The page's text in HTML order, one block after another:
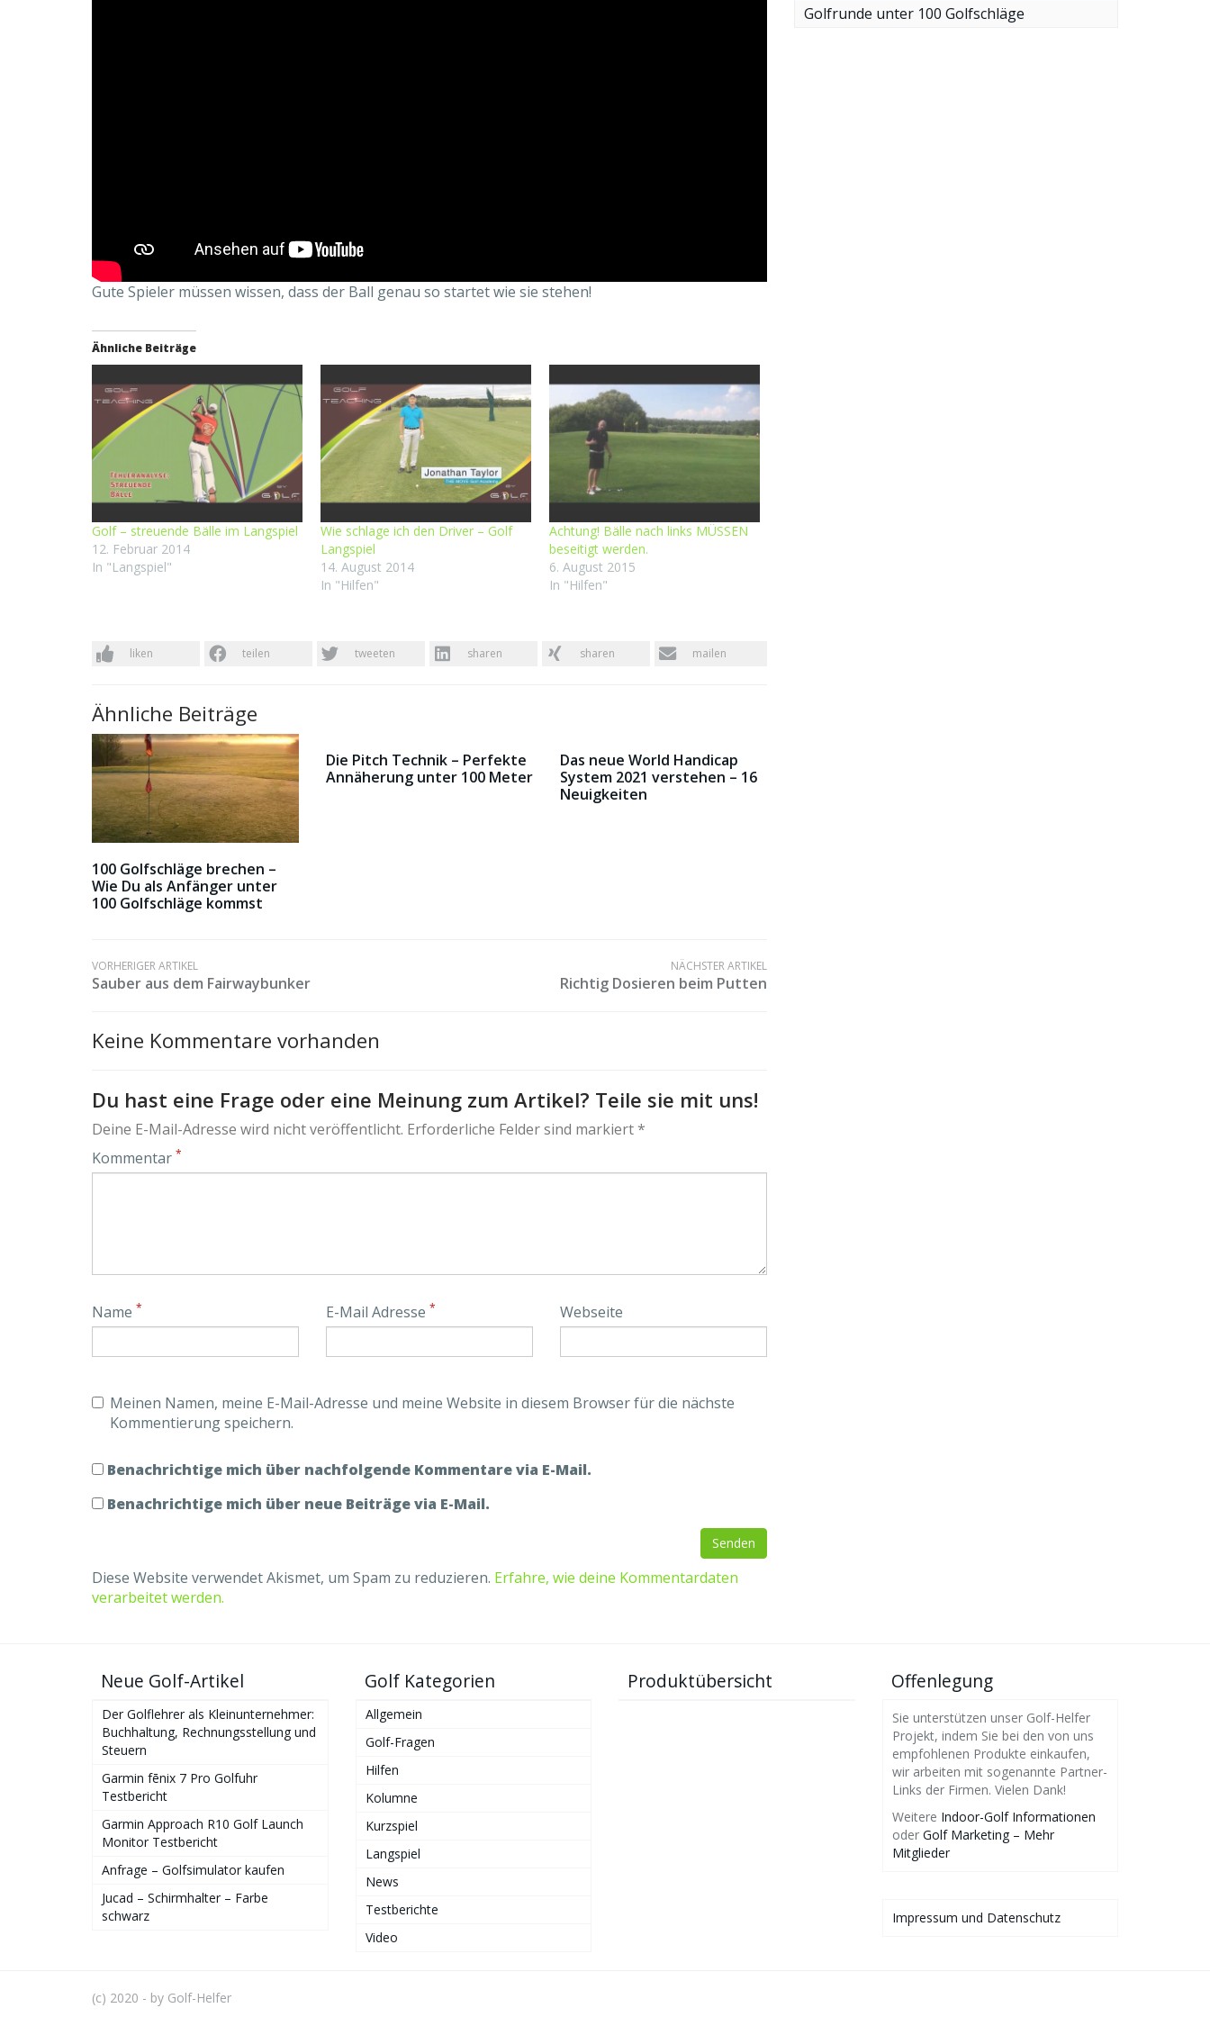
Gute Spieler müssen wissen, dass der Ball genau so startet wie sie stehen!
Ähnliche Beiträge
Golf – streuende Bälle im Langspiel
12. Februar 2014
In "Langspiel"
Wie schlage ich den Driver – Golf
Langspiel
14. August 2014
In "Hilfen"
Achtung! Bälle nach links MÜSSEN
beseitigt werden.
6. August 2015
In "Hilfen"
liken teilen tweeten sharen sharen mailen
Ähnliche Beiträge
100 Golfschläge brechen –
Wie Du als Anfänger unter
100 Golfschläge kommst
Die Pitch Technik – Perfekte
Annäherung unter 100 Meter
Das neue World Handicap
System 2021 verstehen – 16
Neuigkeiten
VORHERIGER ARTIKEL
Sauber aus dem Fairwaybunker
NÄCHSTER ARTIKEL
Richtig Dosieren beim Putten
Keine Kommentare vorhanden
Du hast eine Frage oder eine Meinung zum Artikel? Teile sie mit uns!
Deine E-Mail-Adresse wird nicht veröffentlicht. Erforderliche Felder sind markiert *
Kommentar *
Name * E-Mail Adresse * Webseite
Meinen Namen, meine E-Mail-Adresse und meine Website in diesem Browser für die nächste
Kommentierung speichern.
Benachrichtige mich über nachfolgende Kommentare via E-Mail.
Benachrichtige mich über neue Beiträge via E-Mail.
Diese Website verwendet Akismet, um Spam zu reduzieren. Erfahre, wie deine Kommentardaten
verarbeitet werden.
Golfrunde unter 100 Golfschläge
Neue Golf-Artikel
Der Golflehrer als Kleinunternehmer:
Buchhaltung, Rechnungsstellung und
Steuern
Garmin fēnix 7 Pro Golfuhr
Testbericht
Garmin Approach R10 Golf Launch
Monitor Testbericht
Anfrage – Golfsimulator kaufen
Jucad – Schirmhalter – Farbe
schwarz
Golf Kategorien
Allgemein
Golf-Fragen
Hilfen
Kolumne
Kurzspiel
Langspiel
News
Testberichte
Video
Produktübersicht Offenlegung
Sie unterstützen unser Golf-Helfer
Projekt, indem Sie bei den von uns
empfohlenen Produkte einkaufen,
wir arbeiten mit sogenannte Partner-
Links der Firmen. Vielen Dank!
Weitere Indoor-Golf Informationen
oder Golf Marketing – Mehr
Mitglieder
Impressum und Datenschutz
(c) 2020 - by Golf-Helfer